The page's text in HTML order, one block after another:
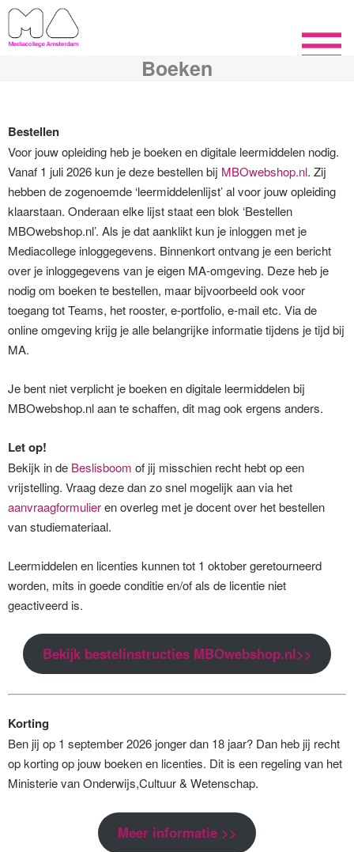
Boeken
Bestellen
Voor jouw opleiding heb je boeken en digitale leermiddelen nodig.
Vanaf 1 juli 2026 kun je deze bestellen bij MBOwebshop.nl. Zij
hebben de zogenoemde ‘leermiddelenlijst’ al voor jouw opleiding
klaarstaan. Onderaan elke lijst staat een blok ‘Bestellen
MBOwebshop.nl’. Als je dat aanklikt kun je inloggen met je
Mediacollege inloggegevens. Binnenkort ontvang je een bericht
over je inloggegevens van je eigen MA-omgeving. Deze heb je
nodig om boeken te bestellen, maar bijvoorbeeld ook voor
toegang tot Teams, het rooster, e-portfolio, e-mail etc. Via de
online omgeving krijg je alle belangrijke informatie tijdens je tijd bij
MA.
Je bent niet verplicht je boeken en digitale leermiddelen bij
MBOwebshop.nl aan te schaffen, dit mag ook ergens anders.
Let op!
Bekijk in de Beslisboom of jij misschien recht hebt op een
vrijstelling. Vraag deze dan zo snel mogelijk aan via het
aanvraagformulieren overleg met je docent over het bestellen
van studiemateriaal.
Leermiddelen en licenties kunnen tot 1 oktober geretourneerd
worden, mits in goede conditie en/of als de licentie niet
geactiveerd is.
Bekijk bestelinstructies MBOwebshop.nl>>
Korting
Ben jij op 1 september 2026 jonger dan 18 jaar? Dan heb jij recht
op korting op jouw boeken en licenties. Dit is een regeling van het
Ministerie van Onderwijs,Cultuur & Wetenschap.
Meer informatie >>